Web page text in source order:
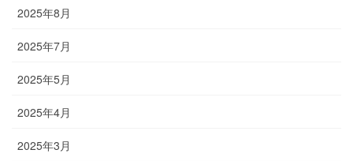
2025年8月
2025年7月
2025年5月
2025年4月
2025年3月